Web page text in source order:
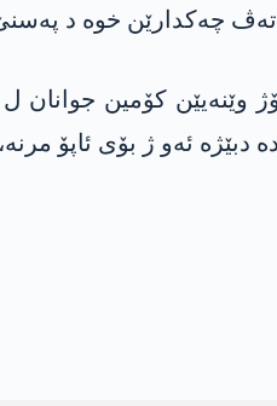
چه‌كدارێن خوه‌ د په‌سنێ
وێنه‌یێن كۆمین جوانان
دبێژه‌ ئه‌و ژ بۆی ئاپۆ